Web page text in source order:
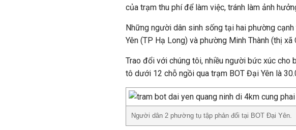
của trạm thu phí để làm việc, tránh làm ảnh
Những người dân sinh sống tại hai phường
Yên (TP Hạ Long) và phường Minh Thành (thị xã
Trao đổi với chúng tôi, nhiều người bức xúc cho
tô dưới 12 chỗ ngồi qua trạm BOT Đại Yên là
Người dân 2 phường tụ tập phản đối tại BOT Đại Yên.